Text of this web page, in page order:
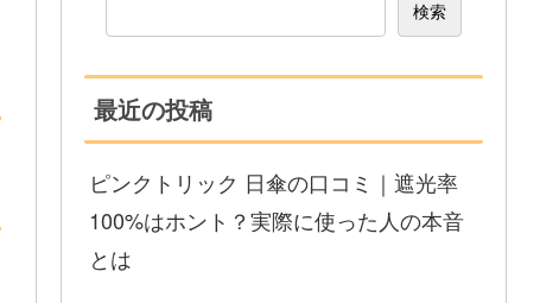
検索
最近の投稿
ピンクトリック 日傘の口コミ｜遮光率
100%はホント？実際に使った人の本音
とは